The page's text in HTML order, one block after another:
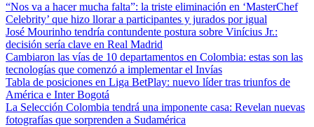
“Nos va a hacer mucha falta”: la triste eliminación en ‘MasterChef
Celebrity’ que hizo llorar a participantes y jurados por igual
José Mourinho tendría contundente postura sobre Vinícius Jr.:
decisión sería clave en Real Madrid
Cambiaron las vías de 10 departamentos en Colombia: estas son las
tecnologías que comenzó a implementar el Invías
Tabla de posiciones en Liga BetPlay: nuevo líder tras triunfos de
América e Inter Bogotá
La Selección Colombia tendrá una imponente casa: Revelan nuevas
fotografías que sorprenden a Sudamérica